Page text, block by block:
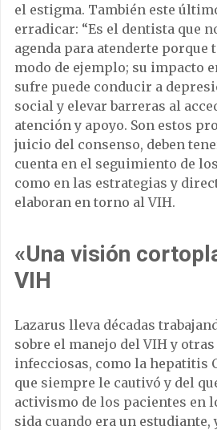
el estigma. También este
erradicar: “Es el dentista que
agenda para atenderte porque
modo de ejemplo; su impacto
sufre puede conducir a
social y elevar barreras al
atención y apoyo. Son estos
juicio del consenso, deben
cuenta en el seguimiento de
como en las estrategias y
elaboran en torno al VIH.
«Una visión
VIH
Lazarus lleva décadas
sobre el manejo del VIH y
infecciosas, como la hepatitis
que siempre le cautivó y del
activismo de los pacientes en
sida cuando era un estudiante,